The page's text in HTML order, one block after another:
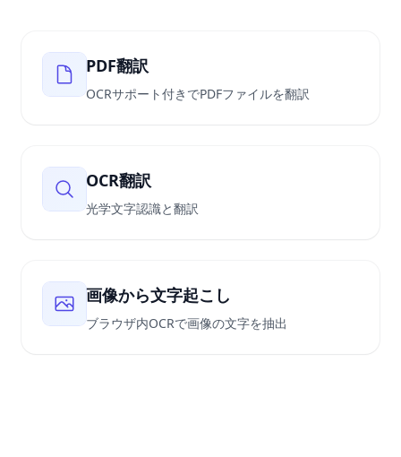
PDF翻訳
OCRサポート付きでPDFファイルを翻訳
OCR翻訳
光学文字認識と翻訳
画像から文字起こし
ブラウザ内OCRで画像の文字を抽出